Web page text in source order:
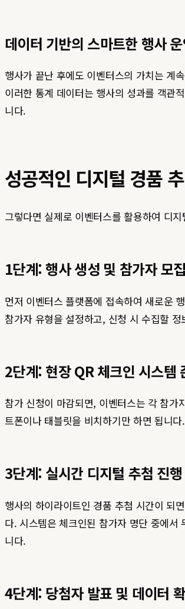
데이터 기반의 스마트한 행사
행사가 끝난 후에도 이벤터스의 가치는 계
이러한 통계 데이터는 행사의 성과를 객관
니다.
성공적인 디지털 경품
그렇다면 실제로 이벤터스를 활용하여 디
1단계: 행사 생성 및 참가자 모
먼저 이벤터스 플랫폼에 접속하여 새로운
참가자 유형을 설정하고, 신청 시 수집할
2단계: 현장 QR 체크인 시스템
참가 신청이 마감되면, 이벤터스는 각 참
트폰이나 태블릿을 비치하기만 하면 됩니
3단계: 실시간 디지털 추첨 진행
행사의 하이라이트인 경품 추첨 시간이 되
다. 시스템은 체크인된 참가자 명단 중에
니다.
4단계: 당첨자 발표 및 데이터